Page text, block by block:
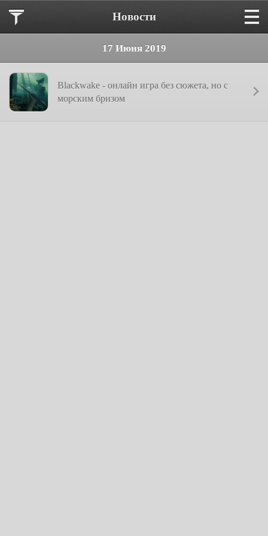
Новости
17 Июня 2019
Blackwake - онлайн игра без сюжета, но с
морским бризом